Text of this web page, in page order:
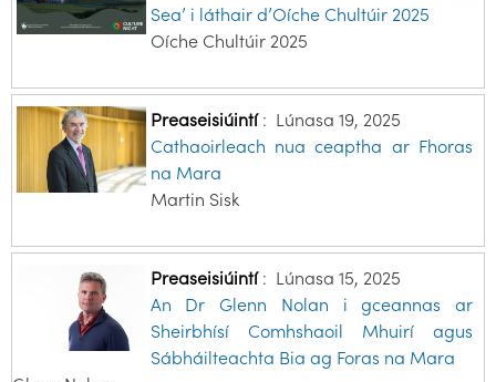
Sea’ i láthair d’Oíche Chultúir 2025
Oíche Chultúir 2025
Preaseisiúintí: Lúnasa 19, 2025
Cathaoirleach nua ceaptha ar Fhoras
na Mara
Martin Sisk
Preaseisiúintí: Lúnasa 15, 2025
An Dr Glenn Nolan i gceannas ar
Sheirbhísí Comhshaoil Mhuirí agus
Sábháilteachta Bia ag Foras na Mara